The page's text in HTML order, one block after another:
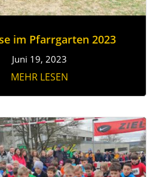
im Pfarrgarten 2023
Juni 19, 2023
MEHR LESEN